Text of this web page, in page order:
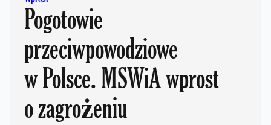
Pogotowie
przeciwpowodziowe
w Polsce. MSWiA wprost
o zagrożeniu